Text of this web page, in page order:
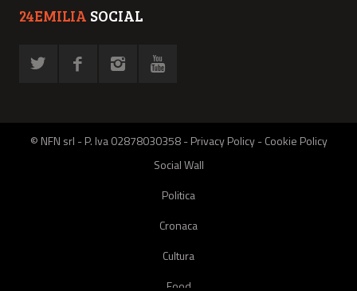
24EMILIA SOCIAL
© NFN srl - P. Iva 02878030358 -Privacy Policy-Cookie Policy
Social Wall
Politica
Cronaca
Cultura
Food